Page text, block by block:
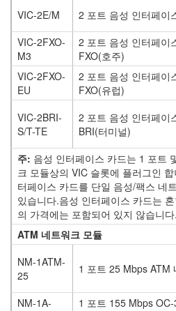
VIC-2E/M
2 포트 음성 인터페이
VIC-2FXO-
M3
2 포트 음성 인터페이
FXO(호주)
VIC-2FXO-
EU
2 포트 음성 인터페이
FXO(유럽)
VIC-2BRI-
S/T-TE
2 포트 음성 인터페이
BRI(터미널)
주: 음성 인터페이스 카드는 1 포트
크 모듈상의 VIC 슬롯에 플러그인
터페이스 카드를 단일 음성/팩스 네
있습니다.음성 인터페이스 카드는
의 가격에는 포함되어 있지 않습니다.
ATM 네트워크 모듈
NM-1ATM-
25
1 포트 25 Mbps ATM
NM-1A-
1 포트 155 Mbps